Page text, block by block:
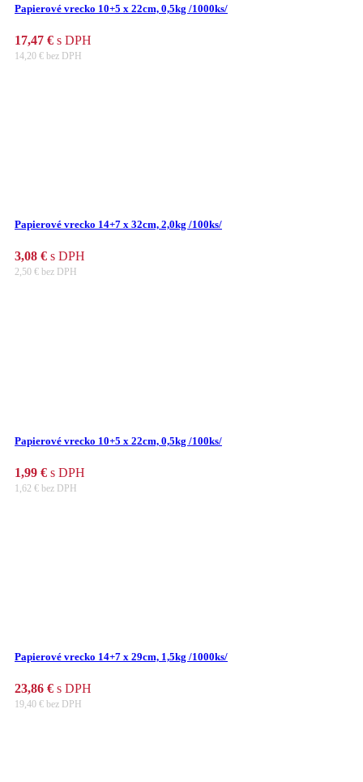
Papierové vrecko 10+5 x 22cm, 0,5kg /1000ks/
17,47 € s DPH
14,20 € bez DPH
Papierové vrecko 14+7 x 32cm, 2,0kg /100ks/
3,08 € s DPH
2,50 € bez DPH
Papierové vrecko 10+5 x 22cm, 0,5kg /100ks/
1,99 € s DPH
1,62 € bez DPH
Papierové vrecko 14+7 x 29cm, 1,5kg /1000ks/
23,86 € s DPH
19,40 € bez DPH